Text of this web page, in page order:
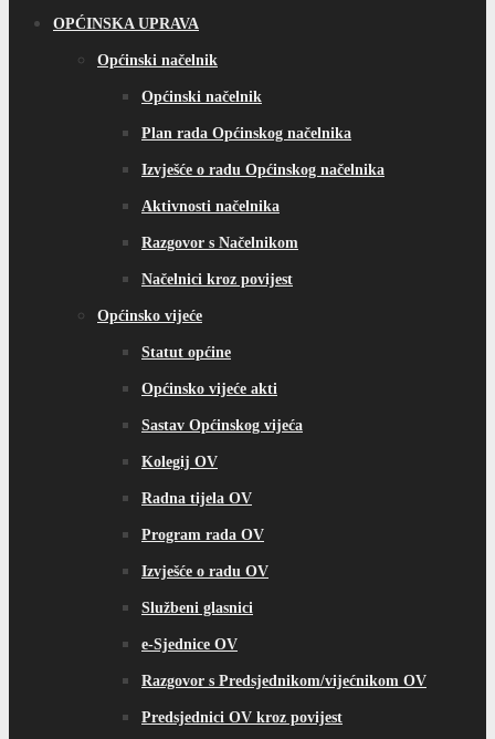
OPĆINSKA UPRAVA
Općinski načelnik
Općinski načelnik
Plan rada Općinskog načelnika
Izvješće o radu Općinskog načelnika
Aktivnosti načelnika
Razgovor s Načelnikom
Načelnici kroz povijest
Općinsko vijeće
Statut općine
Općinsko vijeće akti
Sastav Općinskog vijeća
Kolegij OV
Radna tijela OV
Program rada OV
Izvješće o radu OV
Službeni glasnici
e-Sjednice OV
Razgovor s Predsjednikom/vijećnikom OV
Predsjednici OV kroz povijest